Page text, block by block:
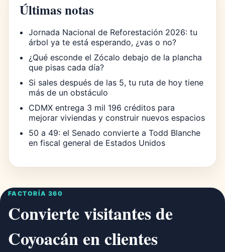
Últimas notas
Jornada Nacional de Reforestación 2026: tu
árbol ya te está esperando, ¿vas o no?
¿Qué esconde el Zócalo debajo de la plancha
que pisas cada día?
Si sales después de las 5, tu ruta de hoy tiene
más de un obstáculo
CDMX entrega 3 mil 196 créditos para
mejorar viviendas y construir nuevos espacios
50 a 49: el Senado convierte a Todd Blanche
en fiscal general de Estados Unidos
FACTORÍA 360
Convierte visitantes de
Coyoacán en clientes